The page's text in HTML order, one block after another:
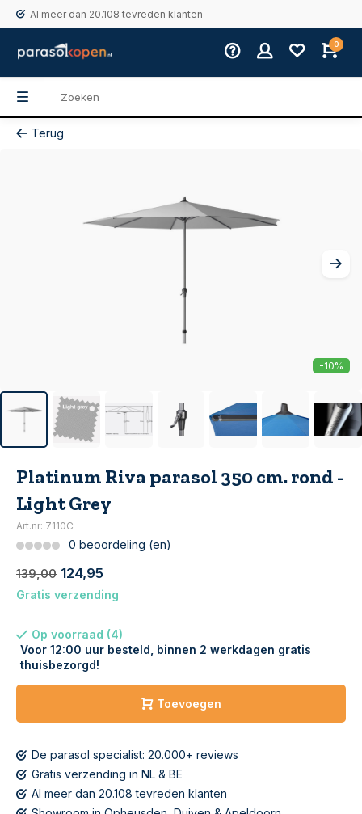
Al meer dan 20.108 tevreden klanten
0
Terug
-10%
Platinum Riva parasol 350 cm. rond -
Light Grey
Art.nr: 7110C
0 beoordeling (en)
139,00 124,95
Gratis verzending
Op voorraad (4)
Voor 12:00 uur besteld, binnen 2 werkdagen gratis
thuisbezorgd!
Toevoegen
De parasol specialist: 20.000+ reviews
Gratis verzending in NL & BE
Al meer dan 20.108 tevreden klanten